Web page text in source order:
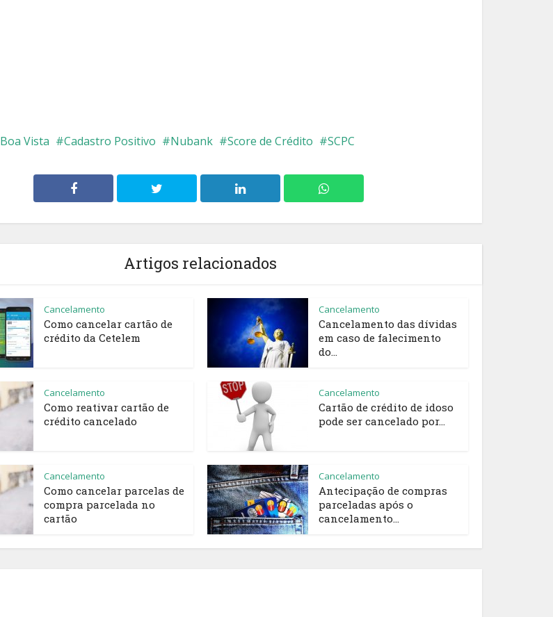
Boa Vista Cadastro Positivo Nubank Score de Crédito SCPC
Artigos relacionados
Cancelamento
Como cancelar cartão de
crédito da Cetelem
Cancelamento
Cancelamento das dívidas
em caso de falecimento
do...
Cancelamento
Como reativar cartão de
crédito cancelado
Cancelamento
Cartão de crédito de idoso
pode ser cancelado por...
Cancelamento
Como cancelar parcelas de
compra parcelada no
cartão
Cancelamento
Antecipação de compras
parceladas após o
cancelamento...